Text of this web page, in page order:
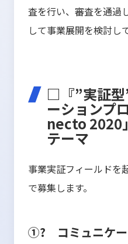
査を行い、審査を通過
して事業展開を検討し
□『”実証型
ーションプ
necto 2020
テーマ
事業実証フィールドを
で募集します。
①? コミュニケー